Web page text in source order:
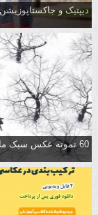
دیپتیک و
60 نمونه عکس سبک ماکسیمالیسم